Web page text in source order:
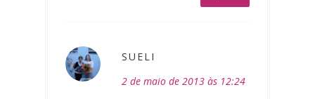
SUELI
2 de maio de 2013 às 12:24